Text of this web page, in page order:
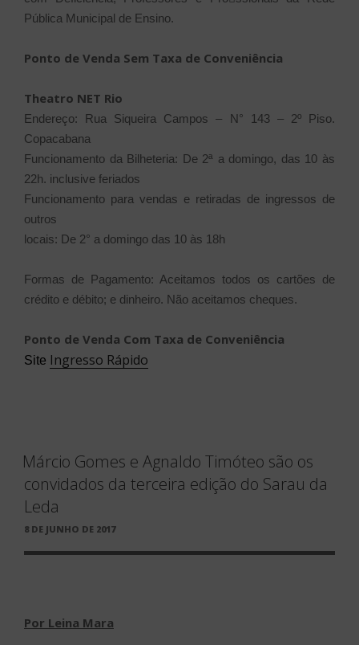
Pública Municipal de Ensino.
Ponto de Venda Sem Taxa de Conveniência
Theatro NET Rio
Endereço: Rua Siqueira Campos – N° 143 – 2º Piso.
Copacabana
Funcionamento da Bilheteria: De 2ª a domingo, das 10 às
22h. inclusive feriados
Funcionamento para vendas e retiradas de ingressos de
outros
locais: De 2° a domingo das 10 às 18h
Formas de Pagamento: Aceitamos todos os cartões de
crédito e débito; e dinheiro. Não aceitamos cheques.
Ponto de Venda Com Taxa de Conveniência
Site Ingresso Rápido
Márcio Gomes e Agnaldo Timóteo são os
convidados da terceira edição do Sarau da
Leda
PUBLICADO
8 DE JUNHO DE 2017
Por Leina Mara